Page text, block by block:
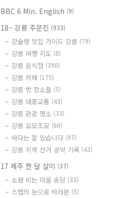
BBC 6 Min. English (9)
18~ 강릉 주문진 (933)
강슐랭 맛집 가이드 강릉 (79)
강릉 여행 지도 (8)
강릉 음식점 (390)
강릉 카페 (175)
강릉 밖 장소들 (5)
강릉 대중교통 (43)
강릉 관광 명소 (33)
강릉 요모조모 (60)
바다는 잘 있습니다 (97)
강릉 지역 선거 공약 기록 (43)
17 제주 한 달 살이 (37)
소원 비는 마을 송당 (32)
스텝의 눈으로 바라본 (5)